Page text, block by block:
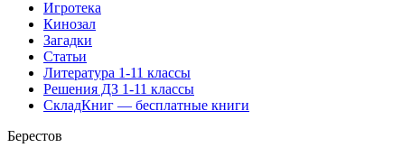
Игротека
Кинозал
Загадки
Статьи
Литература 1-11 классы
Решения ДЗ 1-11 классы
СкладКниг — бесплатные книги
Берестов